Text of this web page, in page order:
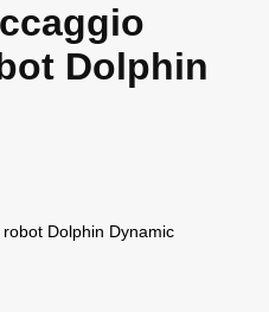
Dolphin
Dolphin Dynamic